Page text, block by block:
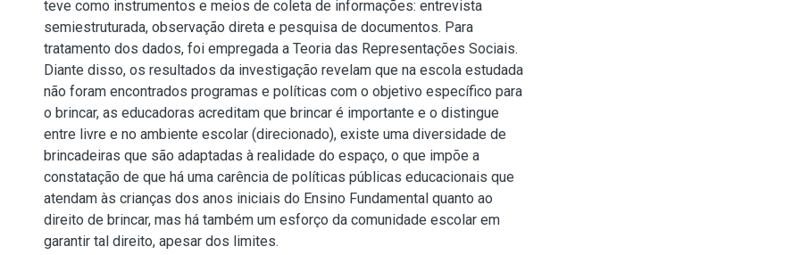
teve como instrumentos e meios de coleta de informações: entrevista
semiestruturada, observação direta e pesquisa de documentos. Para
tratamento dos dados, foi empregada a Teoria das Representações Sociais.
Diante disso, os resultados da investigação revelam que na escola estudada
não foram encontrados programas e políticas com o objetivo específico para
o brincar, as educadoras acreditam que brincar é importante e o distingue
entre livre e no ambiente escolar (direcionado), existe uma diversidade de
brincadeiras que são adaptadas à realidade do espaço, o que impõe a
constatação de que há uma carência de políticas públicas educacionais que
atendam às crianças dos anos iniciais do Ensino Fundamental quanto ao
direito de brincar, mas há também um esforço da comunidade escolar em
garantir tal direito, apesar dos limites.